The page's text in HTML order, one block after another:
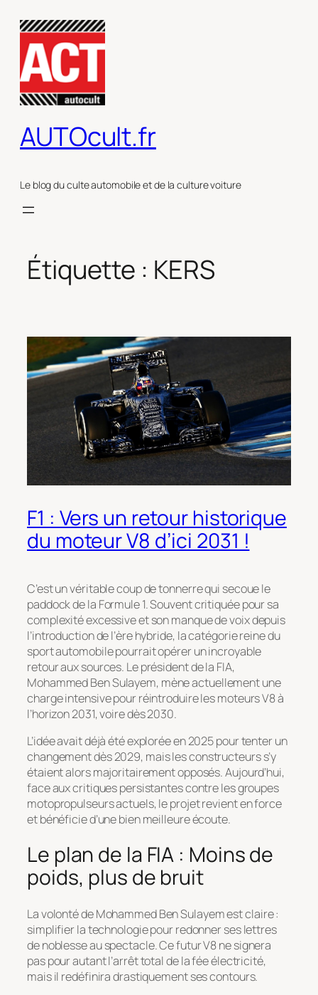
contenu
AUTOcult.fr
Le blog du culte automobile et de la culture voiture
Étiquette : KERS
F1 : Vers un retour historique
du moteur V8 d’ici 2031 !
C’est un véritable coup de tonnerre qui secoue le
paddock de la Formule 1. Souvent critiquée pour sa
complexité excessive et son manque de voix depuis
l’introduction de l’ère hybride, la catégorie reine du
sport automobile pourrait opérer un incroyable
retour aux sources. Le président de la FIA,
Mohammed Ben Sulayem, mène actuellement une
charge intensive pour réintroduire les moteurs V8 à
l’horizon 2031, voire dès 2030.
L’idée avait déjà été explorée en 2025 pour tenter un
changement dès 2029, mais les constructeurs s’y
étaient alors majoritairement opposés. Aujourd’hui,
face aux critiques persistantes contre les groupes
motopropulseurs actuels, le projet revient en force
et bénéficie d’une bien meilleure écoute.
Le plan de la FIA : Moins de
poids, plus de bruit
La volonté de Mohammed Ben Sulayem est claire :
simplifier la technologie pour redonner ses lettres
de noblesse au spectacle. Ce futur V8 ne signera
pas pour autant l’arrêt total de la fée électricité,
mais il redéfinira drastiquement ses contours.